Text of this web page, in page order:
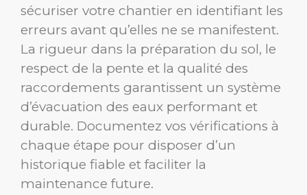
sécuriser votre chantier en identifiant les
erreurs avant qu’elles ne se manifestent.
La rigueur dans la préparation du sol, le
respect de la pente et la qualité des
raccordements garantissent un système
d’évacuation des eaux performant et
durable. Documentez vos vérifications à
chaque étape pour disposer d’un
historique fiable et faciliter la
maintenance future.